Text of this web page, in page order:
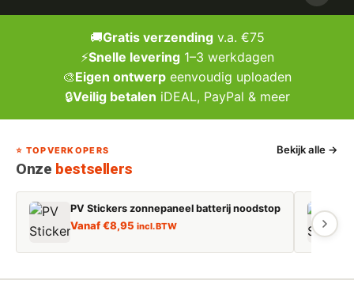
🚚Gratis verzendingv.a. €75
⚡Snelle levering1–3 werkdagen
🎨Eigen ontwerp eenvoudig uploaden
🔒Veilig betalen iDEAL, PayPal & meer
⭐ TOPVERKOPERS
Onze bestsellers
Bekijk alle →
PV Stickers zonnepaneel batterij noodstop
Vanaf€8,95 incl. BTW